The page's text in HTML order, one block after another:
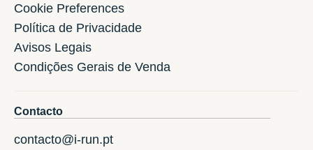
Cookie Preferences
Política de Privacidade
Avisos Legais
Condições Gerais de Venda
Contacto
contacto@i-run.pt